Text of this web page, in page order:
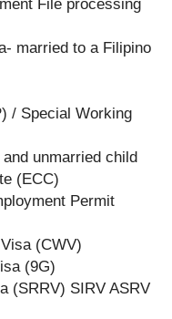
File processing
married to a Filipino
/ Special Working
unmarried child
(ECC)
Permit
(CWV)
(9G)
(SRRV) SIRV ASRV